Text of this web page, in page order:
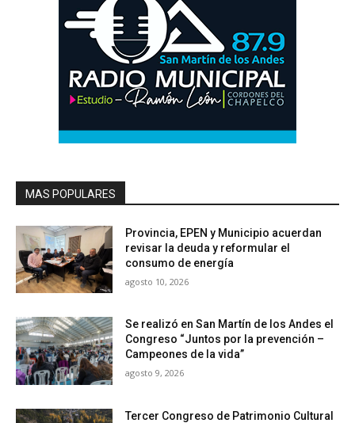
MAS POPULARES
Provincia, EPEN y Municipio acuerdan
revisar la deuda y reformular el
consumo de energía
agosto 10, 2026
Se realizó en San Martín de los Andes el
Congreso “Juntos por la prevención –
Campeones de la vida”
agosto 9, 2026
Tercer Congreso de Patrimonio Cultural